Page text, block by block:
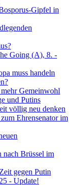
Gipfel in
Going (A), 8. -
muss handeln
Gemeinwohl
und Putins
völlig neu denken
Ehrensenator im
nach Brüssel im
gegen Putin
- Update!